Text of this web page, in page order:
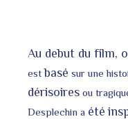
Au debut du film,
est basé sur une
dérisoires ou
Desplechin a été